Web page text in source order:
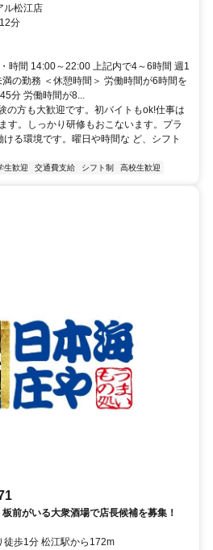
ル松江店
分
時間 14:00～22:00 上記内で4～6時間 週1
の勤務 ＜休憩時間＞ 労働時間が6時間を
分 労働時間が8...
の方も大歓迎です。初バイトもok!仕事は
す。しっかり研修もおこないます。プラ
る環境です。曜日や時間な ど、シフト
生歓迎 交通費支給 シフト制 高校生歓迎
前がいる大衆酒場で店長候補を募集！
より徒歩1分 松江駅から172m